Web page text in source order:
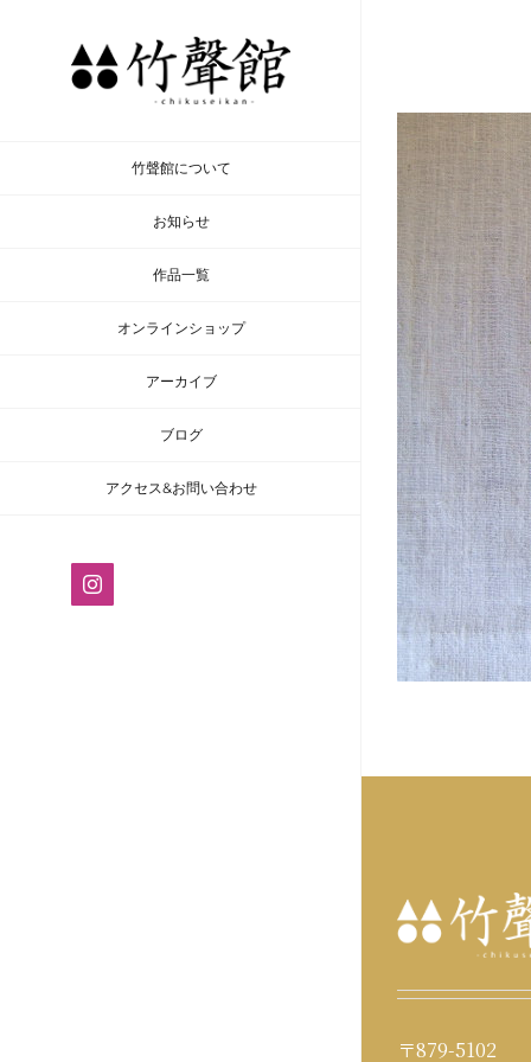
竹聲館について
お知らせ
作品一覧
オンラインショップ
アーカイブ
ブログ
アクセス&お問い合わせ
Instagram
〒879-5102